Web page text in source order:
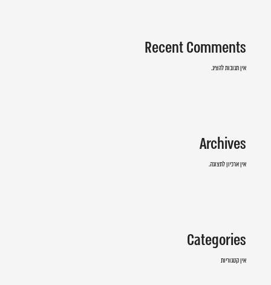
Recent Comments
אין תגובות להציג.
Archives
אין ארכיון לתצוגה.
Categories
אין קטגוריות